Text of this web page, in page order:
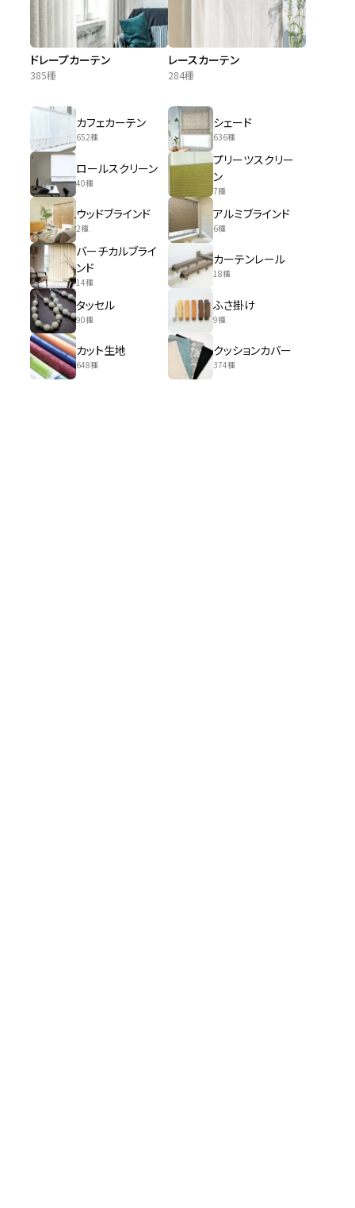
ドレープカーテン
385種
レースカーテン
284種
カフェカーテン
652種
シェード
636種
ロールスクリーン
40種
プリーツスクリー
ン
7種
ウッドブラインド
2種
アルミブラインド
6種
バーチカルブライ
ンド
14種
カーテンレール
18種
タッセル
90種
ふさ掛け
9種
カット生地
648種
クッションカバー
374種